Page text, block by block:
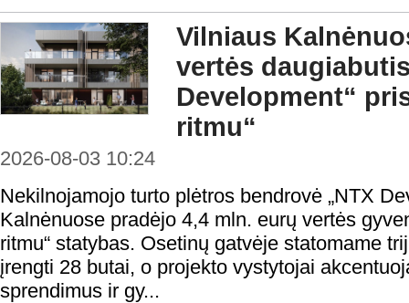
Vilniaus
vertės
Development“
ritmu“
2026-08-03 10:24
Nekilnojamojo turto plėtros bendrovė „NTX
Kalnėnuose pradėjo 4,4 mln. eurų vertės
ritmu“ statybas. Osetinų gatvėje statomame
įrengti 28 butai, o projekto vystytojai
sprendimus ir gy...